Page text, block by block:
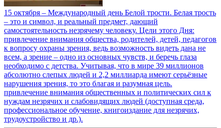
15 октября – Международный день Белой трости. Белая трость
– это и символ, и реальный предмет, дающий
самостоятельность незрячему человеку. Цели этого Дня:
привлечение внимания общества, родителей, детей, педагогов
к вопросу охраны зрения, ведь возможность видеть дана не
всем, а зрение – одно из основных чувств, и беречь глаза
необходимо с детства. Учитывая, что в мире 39 миллионов
абсолютно слепых людей и 2,2 миллиарда имеют серьёзные
нарушения зрения, то это благая и разумная цель.
привлечение внимания общественных и политических сил к
нуждам незрячих и слабовидящих людей (доступная среда,
профессиональное обучение, книгоиздание для незрячих,
трудоустройство и др.).